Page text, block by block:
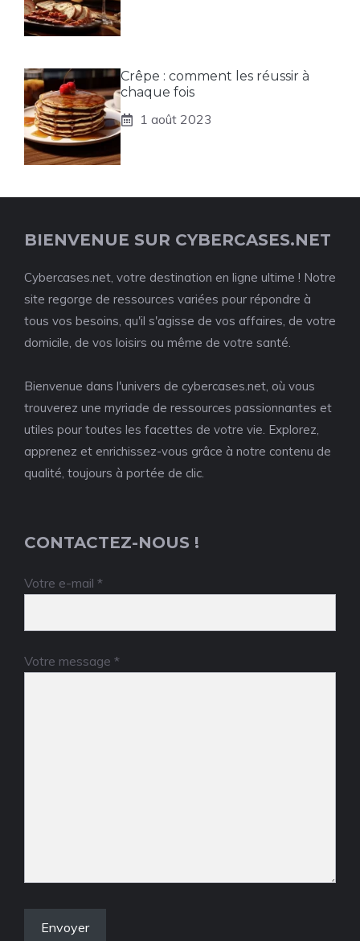
Crêpe : comment les réussir à
chaque fois
1 août 2023
BIENVENUE SUR CYBERCASES.NET
Cybercases.net, votre destination en ligne ultime ! Notre
site regorge de ressources variées pour répondre à
tous vos besoins, qu'il s'agisse de vos affaires, de votre
domicile, de vos loisirs ou même de votre santé.
Bienvenue dans l'univers de cybercases.net, où vous
trouverez une myriade de ressources passionnantes et
utiles pour toutes les facettes de votre vie. Explorez,
apprenez et enrichissez-vous grâce à notre contenu de
qualité, toujours à portée de clic.
CONTACTEZ-NOUS !
Votre e-mail *
Votre message *